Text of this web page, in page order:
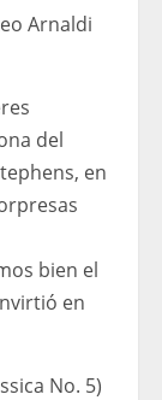
Arnaldi
del
en
bien el
en
No. 5)